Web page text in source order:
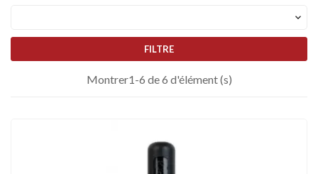

FILTRE
Montrer1-6 de 6 d'élément (s)